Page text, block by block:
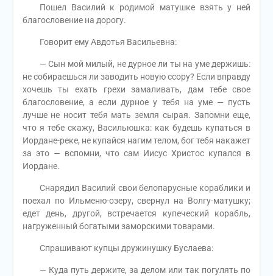
Пошел Василий к родимой матушке взять у ней
благословение на дорогу.
Говорит ему Авдотья Васильевна:
— Сын мой милый, не дурное ли ты на уме держишь:
не собираешься ли заводить новую ссору? Если вправду
хочешь ты ехать грехи замаливать, дам тебе свое
благословение, а если дурное у тебя на уме — пусть
лучше не носит тебя мать земля сырая. Запомни еще,
что я тебе скажу, Васильюшка: как будешь купаться в
Иордане-реке, не купайся нагим телом, бог тебя накажет
за это — вспомни, что сам Иисус Христос купался в
Иордане.
Снарядил Василий свои белопарусные кораблики и
поехал по Ильменю-озеру, свернул на Волгу-матушку;
едет день, другой, встречается купеческий корабль,
нагруженный богатыми заморскими товарами.
Спрашивают купцы дружинушку Буслаева:
— Куда путь держите, за делом или так погулять по